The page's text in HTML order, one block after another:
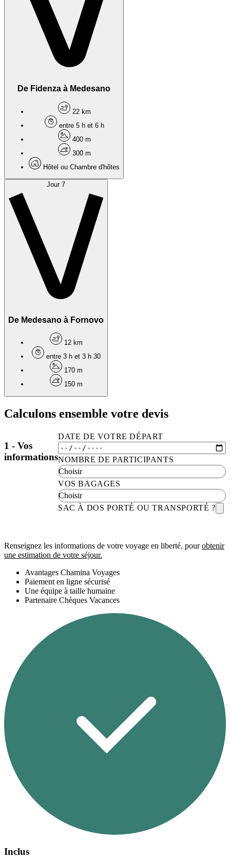
De Fidenza à Medesano
22 km
entre 5 h et 6 h
400 m
300 m
Hôtel ou Chambre d'hôtes
Jour 7
De Medesano à Fornovo
12 km
entre 3 h et 3 h 30
170 m
150 m
Calculons ensemble votre devis
1 - Vos
informations
DATE DE VOTRE DÉPART
NOMBRE DE PARTICIPANTS
VOS BAGAGES
SAC À DOS PORTÉ OU TRANSPORTÉ ?
Renseignez les informations de votre voyage en liberté, pourobtenir
une estimation de votre séjour.
Avantages Chamina Voyages
Paiement en ligne sécurisé
Une équipe à taille humaine
Partenaire Chèques Vacances
Inclus